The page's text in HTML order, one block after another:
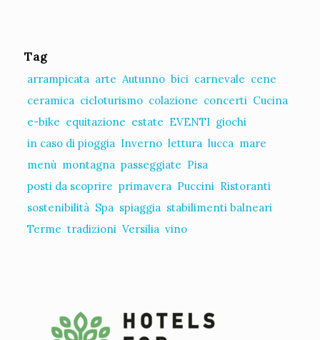
Tag
arrampicata arte Autunno bici carnevale cene
ceramica cicloturismo colazione concerti Cucina
e-bike equitazione estate EVENTI giochi
in caso di pioggia Inverno lettura lucca mare
menù montagna passeggiate Pisa
posti da scoprire primavera Puccini Ristoranti
sostenibilità Spa spiaggia stabilimenti balneari
Terme tradizioni Versilia vino